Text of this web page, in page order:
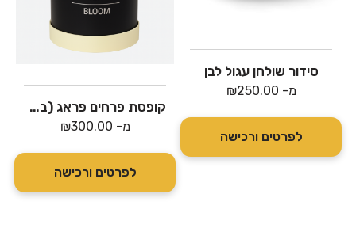
סידור שולחן עגול לבן
מ- ₪250.00
לפרטים ורכישה
קופסת פרחים פראג (במרכז בלבד)
מ- ₪300.00
לפרטים ורכישה